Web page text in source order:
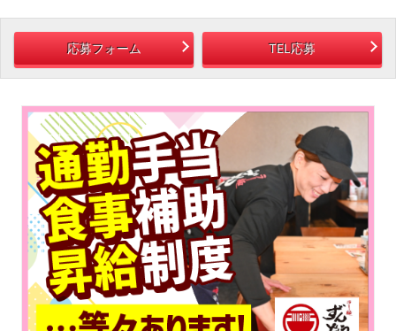
応募フォーム TEL応募